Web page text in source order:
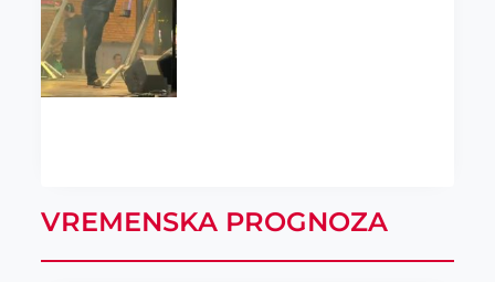
VREMENSKA PROGNOZA